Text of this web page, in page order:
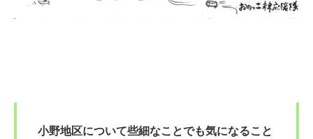
小野地区について些細なことでも気になること